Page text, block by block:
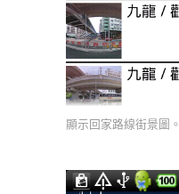
顯示回家路線街景圖。